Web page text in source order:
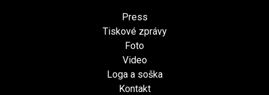
Press
Tiskové zprávy
Foto
Video
Loga a soška
Kontakt